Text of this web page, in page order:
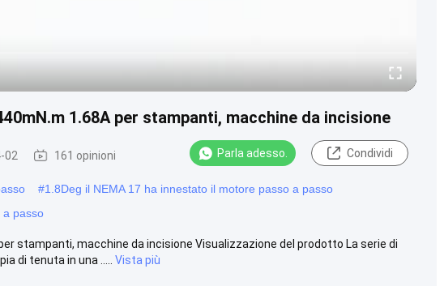
1.68A per stampanti, macchine da incisione
02 161 opinioni Parla adesso. Condividi
#1.8Deg il NEMA 17 ha innestato il motore passo a passo
a passo
stampanti, macchine da incisione Visualizzazione del prodotto La serie di
di tenuta in una .....
Vista più